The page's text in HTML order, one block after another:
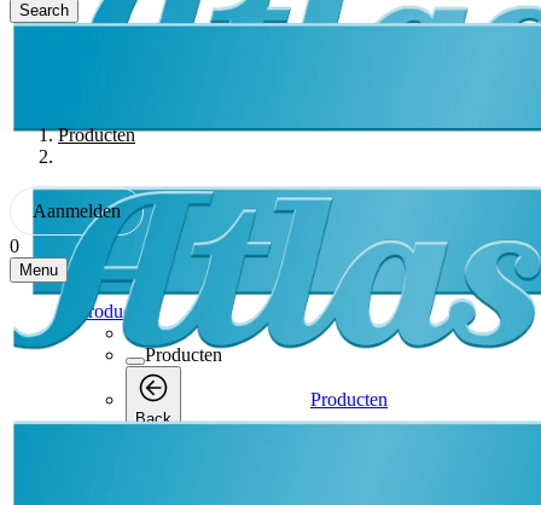
Search
Producten
Aanmelden
0
Menu
Producten
Producten
Back
Producten